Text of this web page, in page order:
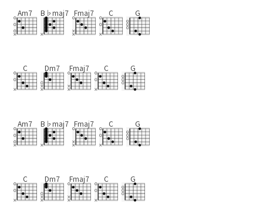
Am7 B♭maj7 Fmaj7 C G
C Dm7 Fmaj7 C G
Am7 B♭maj7 Fmaj7 C G
C Dm7 Fmaj7 C G